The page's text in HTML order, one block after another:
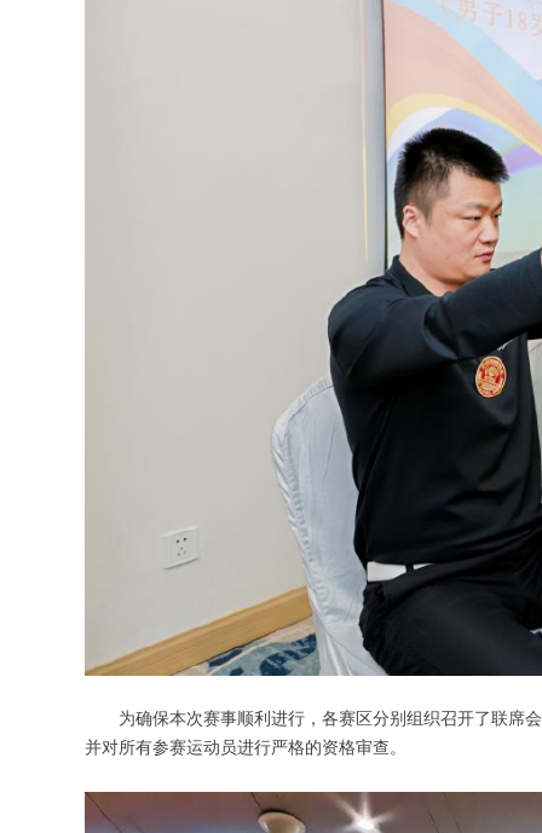
为确保本次赛事顺利进行，各赛区分别组织召开了联席会
并对所有参赛运动员进行严格的资格审查。